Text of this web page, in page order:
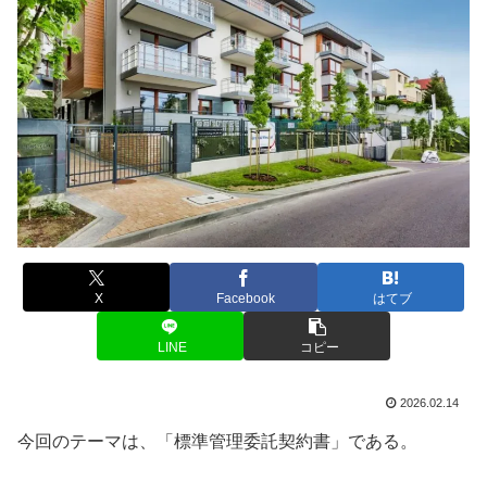
X Facebook はてブ
LINE コピー
2026.02.14
今回のテーマは、「標準管理委託契約書」である。